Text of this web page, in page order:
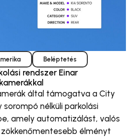
Beléptetés
rendszer Einar
által támogatva a City
nélküli parkolási
amely automatizálást, valós
élményt